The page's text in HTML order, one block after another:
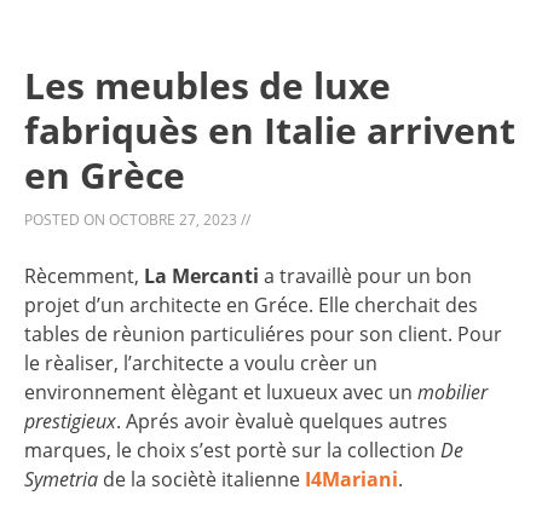
Les meubles de luxe
fabriquès en Italie arrivent
en Grèce
POSTED ON OCTOBRE 27, 2023 //
Rècemment, La Mercanti a travaillè pour un bon
projet d’un architecte en Gréce. Elle cherchait des
tables de rèunion particuliéres pour son client. Pour
le rèaliser, l’architecte a voulu crèer un
environnement èlègant et luxueux avec un mobilier
prestigieux. Aprés avoir èvaluè quelques autres
marques, le choix s’est portè sur la collection De
Symetria de la sociètè italienne I4Mariani.